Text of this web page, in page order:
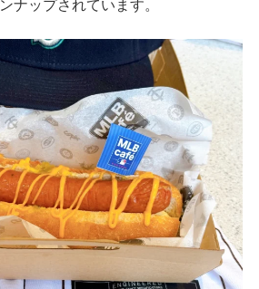
ナップされています。